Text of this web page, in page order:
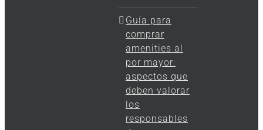
Guía para
comprar
amenities al
por mayor:
aspectos que
deben valorar
los
responsables